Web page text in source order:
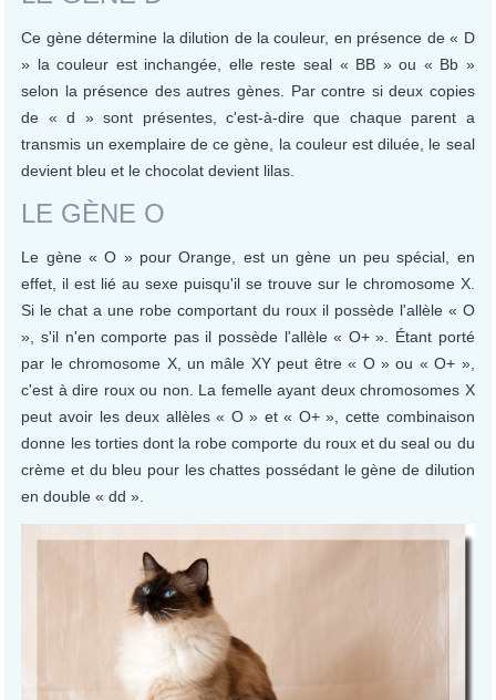
Ce gène détermine la dilution de la couleur, en présence de « D
» la couleur est inchangée, elle reste seal « BB » ou « Bb »
selon la présence des autres gènes. Par contre si deux copies
de « d » sont présentes, c'est-à-dire que chaque parent a
transmis un exemplaire de ce gène, la couleur est diluée, le seal
devient bleu et le chocolat devient lilas.
LE GÈNE O
Le gène « O » pour Orange, est un gène un peu spécial, en
effet, il est lié au sexe puisqu'il se trouve sur le chromosome X.
Si le chat a une robe comportant du roux il possède l'allèle « O
», s'il n'en comporte pas il possède l'allèle « O+ ». Étant porté
par le chromosome X, un mâle XY peut être « O » ou « O+ »,
c'est à dire roux ou non. La femelle ayant deux chromosomes X
peut avoir les deux allèles « O » et « O+ », cette combinaison
donne les torties dont la robe comporte du roux et du seal ou du
crème et du bleu pour les chattes possédant le gène de dilution
en double « dd ».